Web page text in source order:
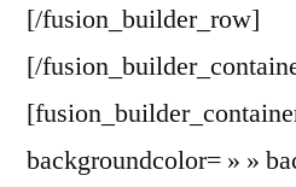
[/fusion_builder_row]
[/
backgroundcolor= » »